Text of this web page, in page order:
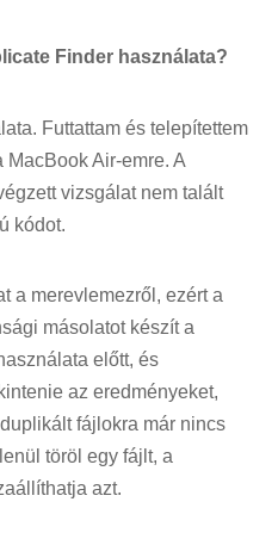
Finder használata?
Futtattam és telepítettem
Air-emre. A
vizsgálat nem talált
kódot.
a merevlemezről, ezért a
másolatot készít a
előtt, és
az eredményeket,
fájlokra már nincs
töröl egy fájlt, a
azt.